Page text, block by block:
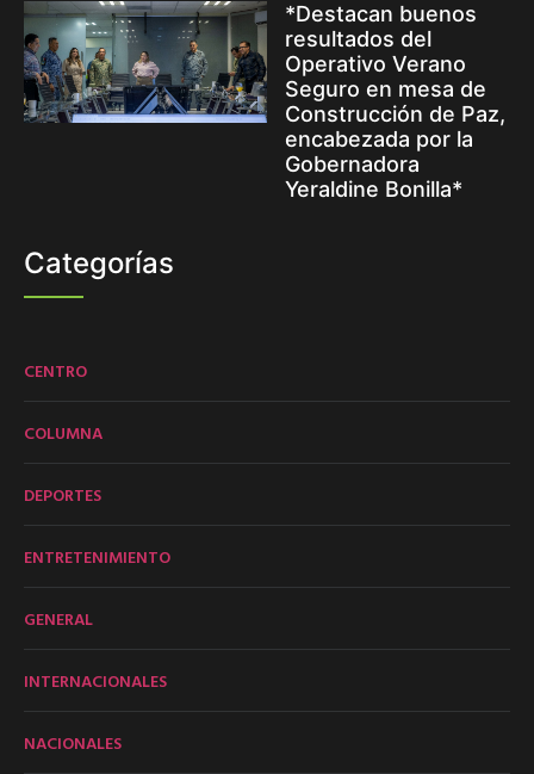
*Destacan buenos
resultados del
Operativo Verano
Seguro en mesa de
Construcción de Paz,
encabezada por la
Gobernadora
Yeraldine Bonilla*
Categorías
CENTRO
COLUMNA
DEPORTES
ENTRETENIMIENTO
GENERAL
INTERNACIONALES
NACIONALES